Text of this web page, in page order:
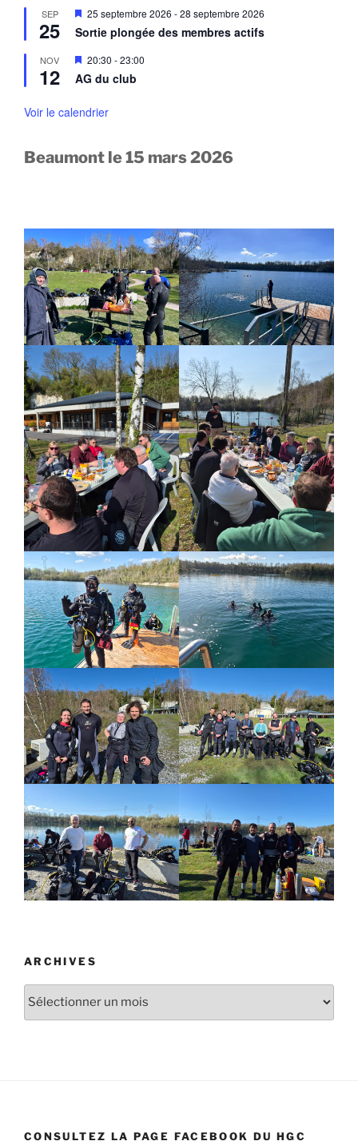
a
n
t
n
a
a
n
t
SEP
25
M
s
n
a
n
25 septembre 2026 -28 septembre 2026
Sortie plongée des membres actifs
NOV
12
M
i
s
n
n
20:30 -23:00
AG du club
Voir le calendrier
Beaumont le 15 mars 2026
ARCHIVES
Archives
CONSULTEZ LA PAGE FACEBOOK DU HGC